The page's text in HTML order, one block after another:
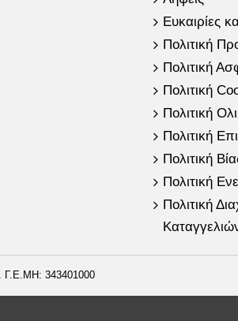
Ευκαιρίες
Πολιτική
Πολιτική
Πολιτική
Πολιτική
Πολιτική
Πολιτική
Πολιτική
Πολιτική
Καταγγελιών